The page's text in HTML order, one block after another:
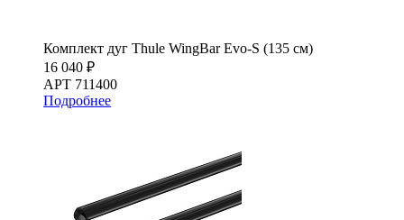
Комплект дуг Thule WingBar Evo-S (135 см)
16 040 ₽
АРТ 711400
Подробнее